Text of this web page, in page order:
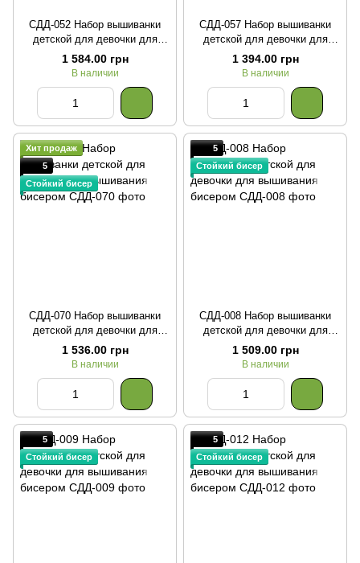
СДД-052 Набор вышиванки
детской для девочки для
вышивания бисером
1 584.00 грн
В наличии
СДД-057 Набор вышиванки
детской для девочки для
вышивания бисером
1 394.00 грн
В наличии
Хит продаж
5
Стойкий бисер
СДД-070 Набор вышиванки
детской для девочки для
вышивания бисером
1 536.00 грн
В наличии
5
Стойкий бисер
СДД-008 Набор вышиванки
детской для девочки для
вышивания бисером
1 509.00 грн
В наличии
5
Стойкий бисер
5
Стойкий бисер